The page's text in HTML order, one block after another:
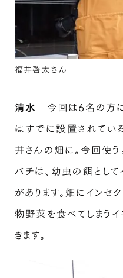
福井啓太さん
清水
今回は6名の方
はすでに設置されてい
井さんの畑に。今回使
バチは、幼虫の餌とし
があります。畑にインセ
物野菜を食べてしまう
きます。